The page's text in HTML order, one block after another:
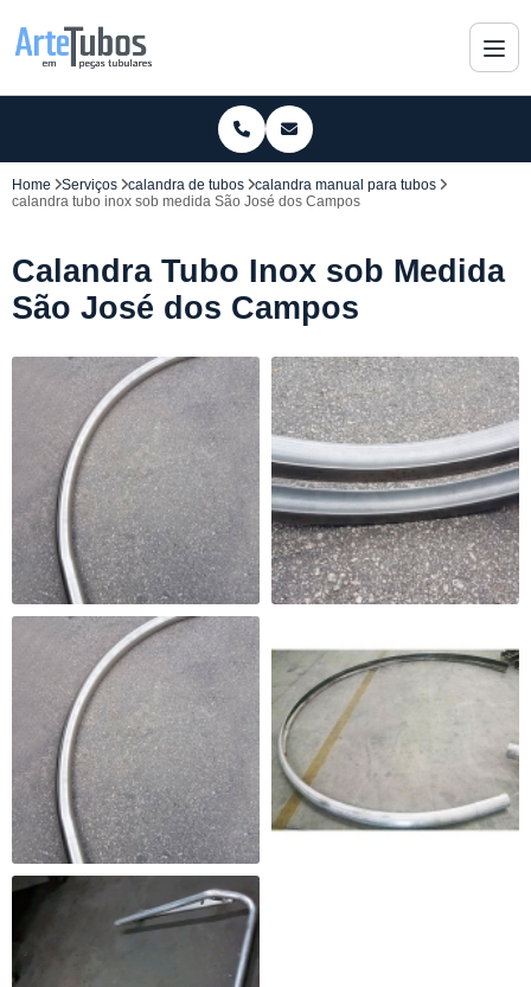
Home Serviços calandra de tubos
calandra manual para tubos
calandra tubo inox sob medida São José dos Campos
Calandra Tubo Inox sob Medida
São José dos Campos